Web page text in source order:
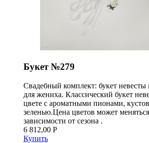
Букет №279
Свадебный комплект: букет невесты
для жениха. Классический букет
цвете с ароматными пионами,
зеленью.Цена цветов может
зависимости от сезона .
6 812,00 Р
Купить